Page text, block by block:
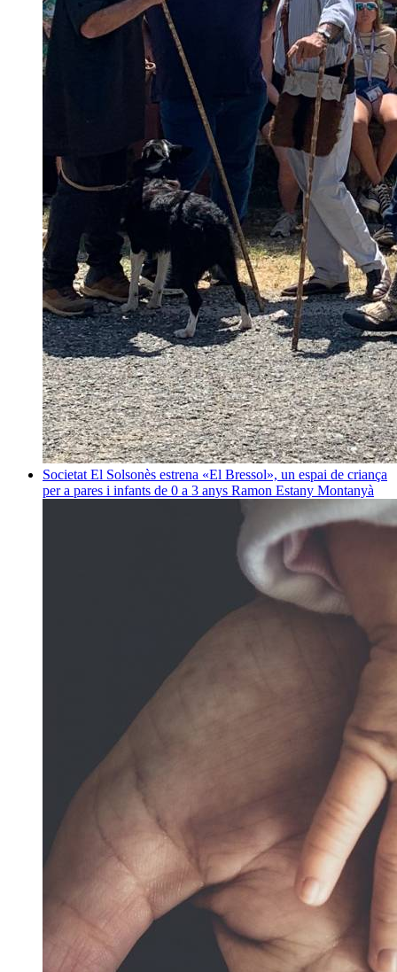
Societat El Solsonès estrena «El Bressol», un espai de criança
per a pares i infants de 0 a 3 anys Ramon Estany Montanyà